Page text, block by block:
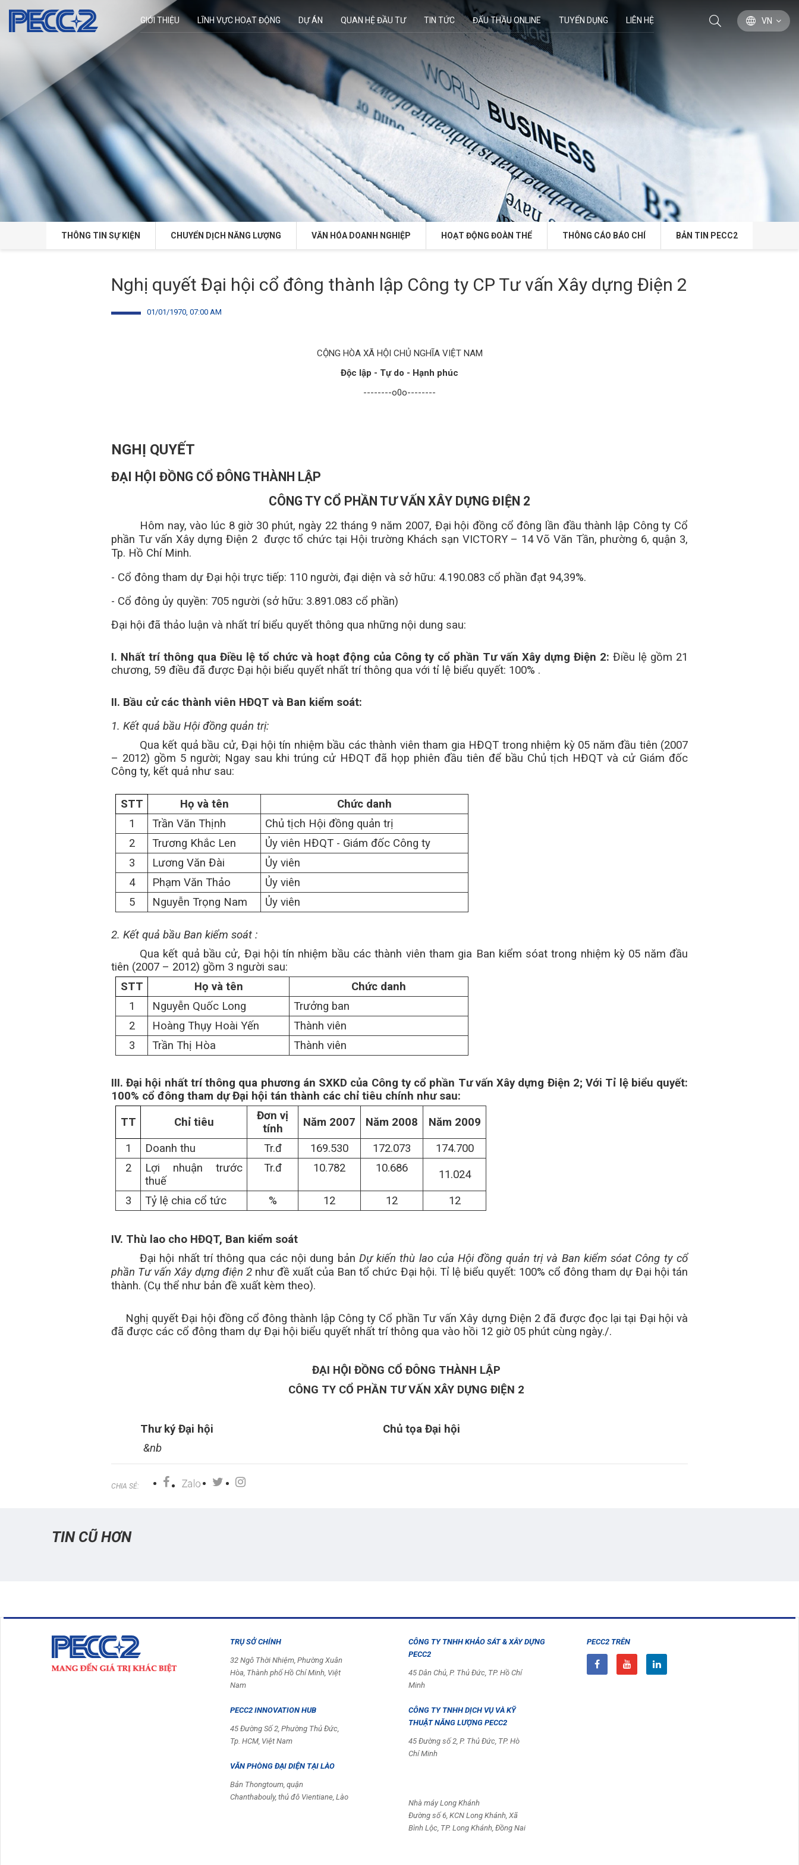
GIỚI THIỆU LĨNH VỰC HOẠT ĐỘNG DỰ ÁN QUAN HỆ ĐẦU TƯ TIN TỨC ĐẤU THẦU ONLINE TUYỂN DỤNG LIÊN HỆ VN
THÔNG TIN SỰ KIỆN CHUYỂN DỊCH NĂNG LƯỢNG VĂN HÓA DOANH NGHIỆP HOẠT ĐỘNG ĐOÀN THỂ THÔNG CÁO BÁO CHÍ BẢN TIN PECC2
Nghị quyết Đại hội cổ đông thành lập Công ty CP Tư vấn Xây dựng Điện 2
01/01/1970, 07:00 AM
CỘNG HÒA XÃ HỘI CHỦ NGHĨA VIỆT NAM
Độc lập - Tự do - Hạnh phúc
--------o0o--------
NGHỊ QUYẾT
ĐẠI HỘI ĐỒNG CỔ ĐÔNG THÀNH LẬP
CÔNG TY CỔ PHẦN TƯ VẤN XÂY DỰNG ĐIỆN 2
Hôm nay, vào lúc 8 giờ 30 phút, ngày 22 tháng 9 năm 2007, Đại hội đồng cổ đông lần đầu thành lập Công ty Cổ
phần Tư vấn Xây dựng Điện 2 được tổ chức tại Hội trường Khách sạn VICTORY – 14 Võ Văn Tần, phường 6, quận 3,
Tp. Hồ Chí Minh.
- Cổ đông tham dự Đại hội trực tiếp: 110 người, đại diện và sở hữu: 4.190.083 cổ phần đạt 94,39%.
- Cổ đông ủy quyền: 705 người (sở hữu: 3.891.083 cổ phần)
Đại hội đã thảo luận và nhất trí biểu quyết thông qua những nội dung sau:
I. Nhất trí thông qua Điều lệ tổ chức và hoạt động của Công ty cổ phần Tư vấn Xây dựng Điện 2: Điều lệ gồm 21
chương, 59 điều đã được Đại hội biểu quyết nhất trí thông qua với tỉ lệ biểu quyết: 100% .
II. Bầu cử các thành viên HĐQT và Ban kiểm soát:
1. Kết quả bầu Hội đồng quản trị:
Qua kết quả bầu cử, Đại hội tín nhiệm bầu các thành viên tham gia HĐQT trong nhiệm kỳ 05 năm đầu tiên (2007
– 2012) gồm 5 người; Ngay sau khi trúng cử HĐQT đã họp phiên đầu tiên để bầu Chủ tịch HĐQT và cử Giám đốc
Công ty, kết quả như sau:
STT Họ và tên
Chức danh
1
Trần Văn Thịnh
Chủ tịch Hội đồng quản trị
2
Trương Khắc Len
Ủy viên HĐQT - Giám đốc Công ty
3
Lương Văn Đài
Ủy viên
4
Phạm Văn Thảo
Ủy viên
5
Nguyễn Trọng Nam Ủy viên
2. Kết quả bầu Ban kiểm soát :
Qua kết quả bầu cử, Đại hội tín nhiệm bầu các thành viên tham gia Ban kiểm sóat trong nhiệm kỳ 05 năm đầu
tiên (2007 – 2012) gồm 3 người sau:
STT
Họ và tên
Chức danh
1
Nguyễn Quốc Long
Trưởng ban
2
Hoàng Thụy Hoài Yến
Thành viên
3
Trần Thị Hòa Thành viên
III. Đại hội nhất trí thông qua phương án SXKD của Công ty cổ phần Tư vấn Xây dựng Điện 2; Với Tỉ lệ biểu quyết:
100% cổ đông tham dự Đại hội tán thành các chỉ tiêu chính như sau:
TT
Chỉ tiêu
Đơn vị
tính
Năm 2007 Năm 2008
Năm 2009
1
Doanh thu Tr.đ 169.530 172.073
174.700
2
Lợi nhuận trước
thuế
Tr.đ 10.782 10.686
11.024
3
Tỷ lệ chia cổ tức % 12 12 12
IV. Thù lao cho HĐQT, Ban kiểm soát
Đại hội nhất trí thông qua các nội dung bản Dự kiến thù lao của Hội đồng quản trị và Ban kiểm sóat Công ty cổ
phần Tư vấn Xây dựng điện 2 như đề xuất của Ban tổ chức Đại hội. Tỉ lệ biểu quyết: 100% cổ đông tham dự Đại hội tán
thành. (Cụ thể như bản đề xuất kèm theo).
Nghị quyết Đại hội đồng cổ đông thành lập Công ty Cổ phần Tư vấn Xây dựng Điện 2 đã được đọc lại tại Đại hội và
đã được các cổ đông tham dự Đại hội biểu quyết nhất trí thông qua vào hồi 12 giờ 05 phút cùng ngày./.
ĐẠI HỘI ĐỒNG CỔ ĐÔNG THÀNH LẬP
CÔNG TY CỔ PHẦN TƯ VẤN XÂY DỰNG ĐIỆN 2
Thư ký Đại hội
Chủ tọa Đại hội
&nb
CHIA SẺ:
TIN CŨ HƠN
TRỤ SỞ CHÍNH
32 Ngô Thời Nhiệm, Phường Xuân
Hòa, Thành phố Hồ Chí Minh, Việt
Nam
PECC2 INNOVATION HUB
45 Đường Số 2, Phường Thủ Đức,
Tp. HCM, Việt Nam
VĂN PHÒNG ĐẠI DIỆN TẠI LÀO
Bản Thongtoum, quận
Chanthabouly, thủ đô Vientiane, Lào
CÔNG TY TNHH KHẢO SÁT & XÂY DỰNG
PECC2
45 Dân Chủ, P. Thủ Đức, TP. Hồ Chí
Minh
CÔNG TY TNHH DỊCH VỤ VÀ KỸ
THUẬT NĂNG LƯỢNG PECC2
45 Đường số 2, P. Thủ Đức, TP. Hò
Chí Minh
Nhà máy Long Khánh
Đường số 6, KCN Long Khánh, Xã
Bình Lộc, TP. Long Khánh, Đồng Nai
PECC2 TRÊN